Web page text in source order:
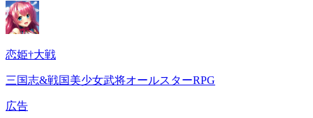
恋姫†大戦
三国志&戦国美少女武将オールスターRPG
広告